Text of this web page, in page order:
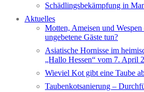
Schädlingsbekämpfung in
Aktuelles
Motten, Ameisen und
ungebetene Gäste tun?
Asiatische Hornisse im
„Hallo Hessen“ vom 7. April
Wieviel Kot gibt eine Taube
Taubenkotsanierung –